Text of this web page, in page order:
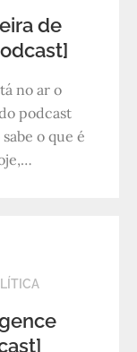
de
no ar o
podcast
o que é